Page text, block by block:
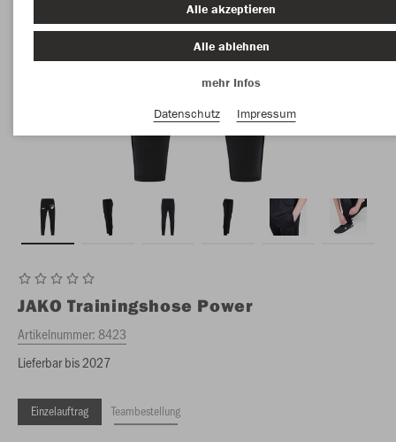
JAKO Trainingshose Power
Artikelnummer:8423
Lieferbar bis 2027
Einzelauftrag Teambestellung
Alle akzeptieren
Alle ablehnen
mehr Infos
Datenschutz
Impressum